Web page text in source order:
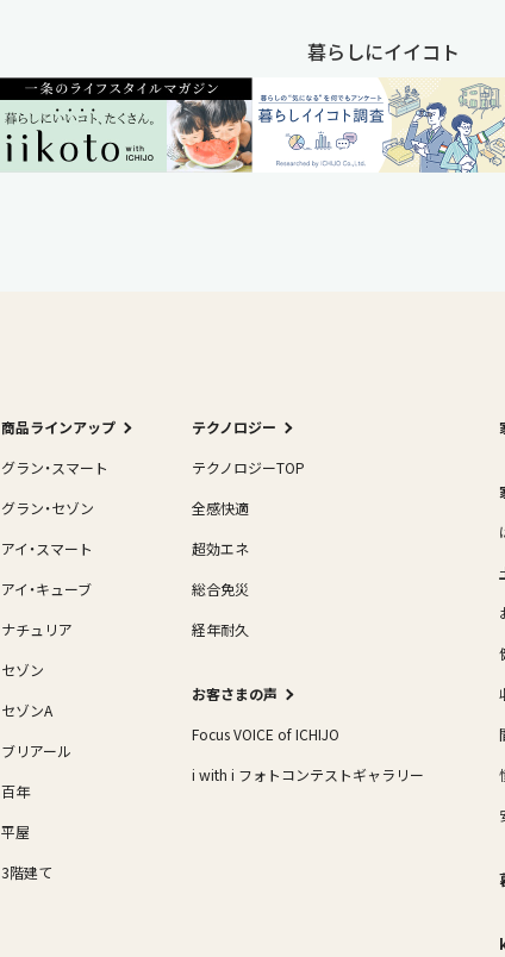
暮らしにイイコト
商品ラインアップ
グラン・スマート
グラン・セゾン
アイ・スマート
アイ・キューブ
ナチュリア
セゾン
セゾンA
ブリアール
百年
平屋
3階建て
テクノロジー
テクノロジーTOP
全感快適
超効エネ
総合免災
経年耐久
お客さまの声
Focus VOICE of ICHIJO
i with i フォトコンテストギャラリー